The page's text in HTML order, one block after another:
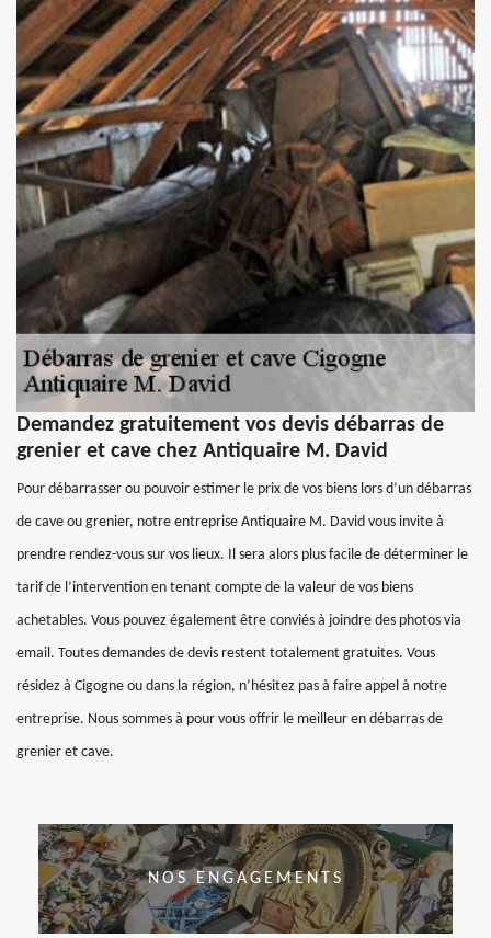
Demandez gratuitement vos devis débarras de
grenier et cave chez Antiquaire M. David
Pour débarrasser ou pouvoir estimer le prix de vos biens lors d’un débarras
de cave ou grenier, notre entreprise Antiquaire M. David vous invite à
prendre rendez-vous sur vos lieux. Il sera alors plus facile de déterminer le
tarif de l’intervention en tenant compte de la valeur de vos biens
achetables. Vous pouvez également être conviés à joindre des photos via
email. Toutes demandes de devis restent totalement gratuites. Vous
résidez à Cigogne ou dans la région, n’hésitez pas à faire appel à notre
entreprise. Nous sommes à pour vous offrir le meilleur en débarras de
grenier et cave.
NOS ENGAGEMENTS